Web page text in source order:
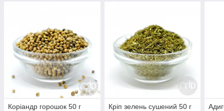
Коріандр горошок 50 г Кріп зелень сушений 50 г